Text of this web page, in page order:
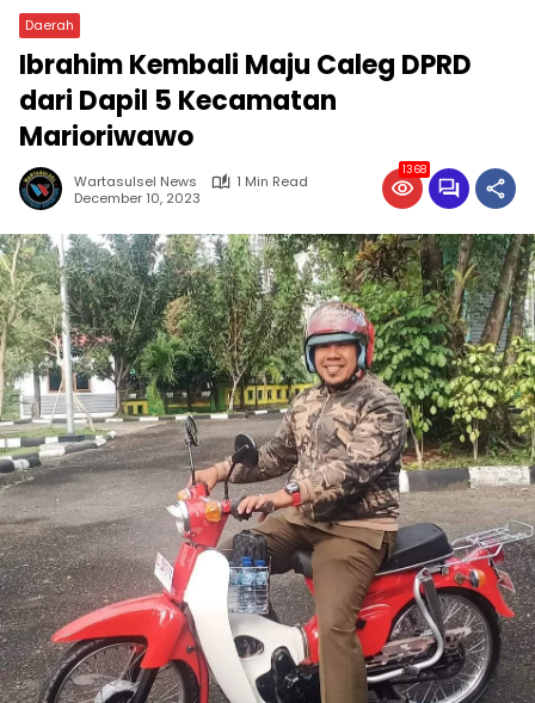
Daerah
Ibrahim Kembali Maju Caleg DPRD
dari Dapil 5 Kecamatan
Marioriwawo
Wartasulsel News
1 Min Read
December 10, 2023
1368